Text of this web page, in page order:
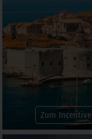
Zum Incentive